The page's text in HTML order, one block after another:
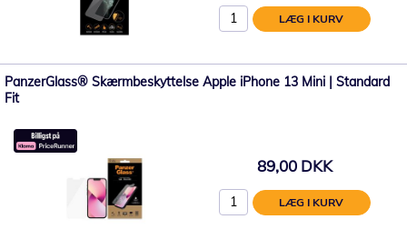
LÆG I KURV
PanzerGlass® Skærmbeskyttelse Apple iPhone 13 Mini | Standard
Fit
89,00 DKK
LÆG I KURV